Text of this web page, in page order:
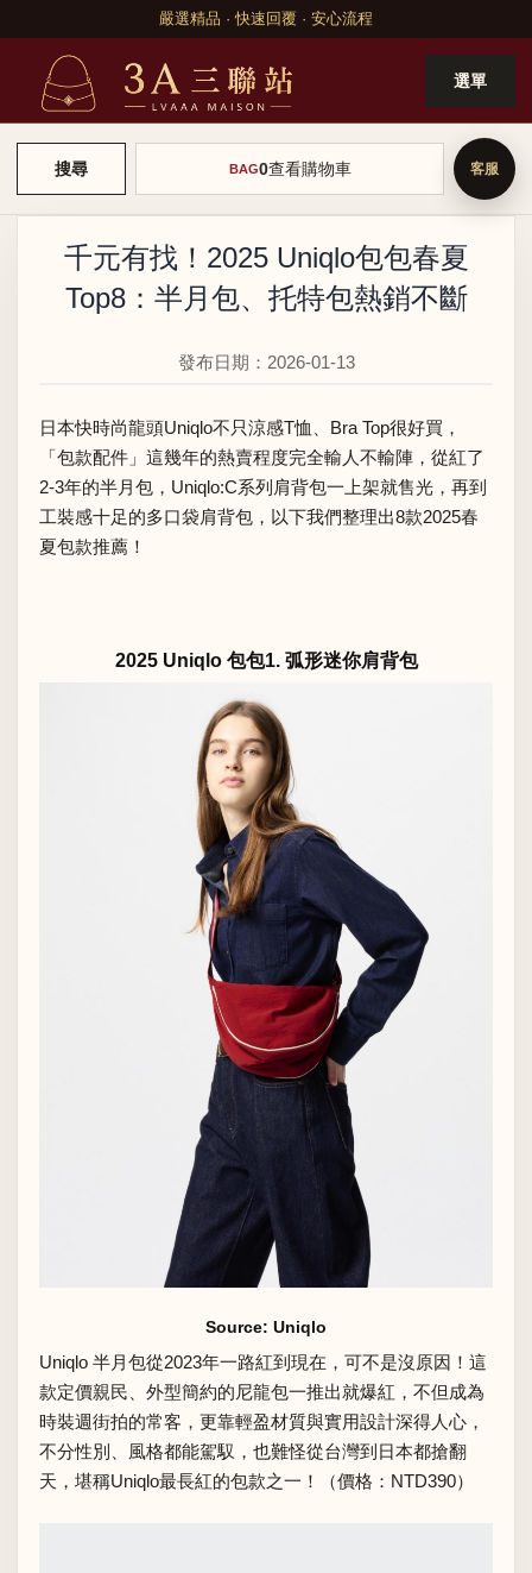
嚴選精品 · 快速回覆 · 安心流程
選單
搜尋 BAG0查看購物車
千元有找！2025 Uniqlo包包春夏
Top8：半月包、托特包熱銷不斷
發布日期：2026-01-13
日本快時尚龍頭Uniqlo不只涼感T恤 Bra Top很好買，
「包款配件」這幾年的熱賣程度完全輸人不輸陣，從紅了
2-3年的半月包 ， Uniqlo:C系列肩背包一上架就售光，再到
工裝感十足的多口袋肩背包，以下我們整理出8款2025春
夏包款推薦！
2025 Uniqlo 包包1. 弧形迷你肩背包
Source: Uniqlo
Uniqlo 半月包從2023年一路紅到現在，可不是沒原因！這
款定價親民、外型簡約的尼龍包一推出就爆紅，不但成為
時裝週街拍的常客，更靠輕盈材質與實用設計深得人心，
不分性別、風格都能駕馭，也難怪從台灣到日本都搶翻
天，堪稱Uniqlo最長紅的包款之一！（價格：NTD390）